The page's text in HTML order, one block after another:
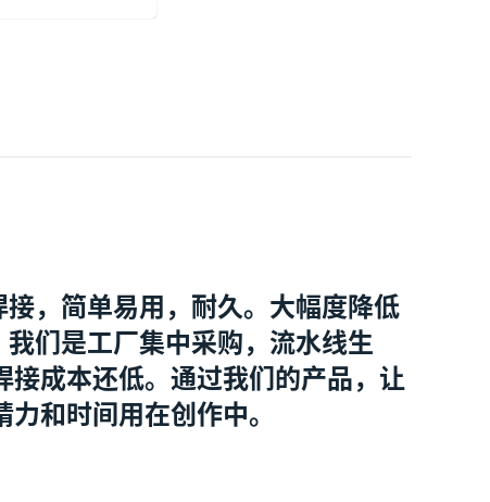
，简单易用，耐久。大幅度降低
们是工厂集中采购，流水线生
成本还低。通过我们的产品，让
和时间用在创作中。